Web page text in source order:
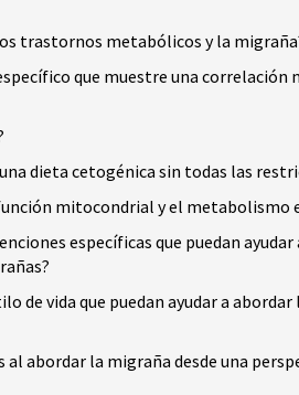
trastornos metabólicos y la
que muestre una correlación
dieta cetogénica sin todas las
mitocondrial y el metabolismo
específicas que puedan
de vida que puedan ayudar a
abordar la migraña desde una